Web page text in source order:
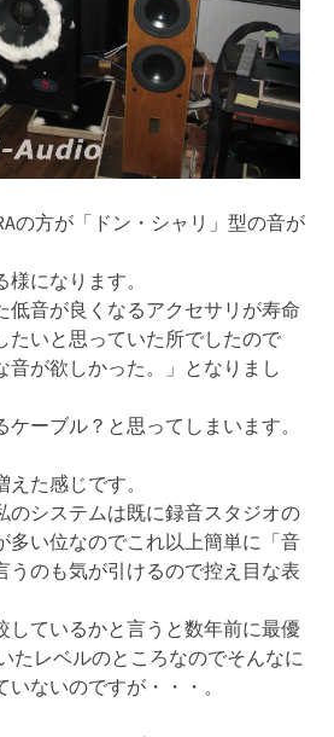
の方が「ドン・シャリ」型の音が
になります。
低音が良くなるアクセサリが寿命
たいと思っていた所でしたので
音が欲しかった。」となりまし
ーブル？と思ってしまいます。
た感じです。
のシステムは既に録音スタジオの
多い位なのでこれ以上簡単に「音
うのも気が引けるので控え目な表
しているかと言うと数年前に最優
たレベルのところなのでそんなに
ないのですが・・・。